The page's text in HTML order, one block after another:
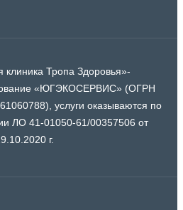
клиника Тропа Здоровья»-
«ЮГЭКОСЕРВИС» (ОГРН
услуги оказываются по
ЛО 41-01050-61/00357506 от
г.